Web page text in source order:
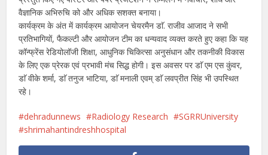
वैज्ञानिक अभिरुचि को और अधिक सशक्त बनाया।
कार्यक्रम के अंत में कार्यक्रम आयोजन चेयरमैन डाॅ. राजीव आजाद ने सभी
प्रतिभागियों, फैकल्टी और आयोजन टीम का धन्यवाद व्यक्त करते हुए कहा कि यह
कॉन्फ्रेंस रेडियोलॉजी शिक्षा, आधुनिक चिकित्सा अनुसंधान और तकनीकी विकास
के लिए एक प्रेरक एवं प्रभावी मंच सिद्ध होगी। इस अवसर पर डाॅ एम एस कुंवर,
डाॅ वीके शर्मा, डाॅ तनुज भाटिया, डाॅ मनाली एवम् डाॅ लवप्रीत सिंह भी उपस्थित
रहे।
dehradunnews Radiology Research
SGRRUniversity
shrimahantindreshhospital